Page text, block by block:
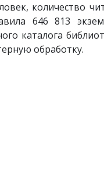
количество
646 813
каталога
обработку.